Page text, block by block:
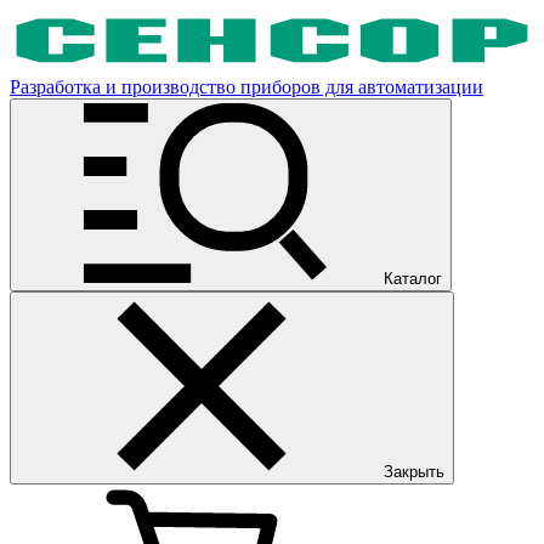
Разработка и производство приборов для автоматизации
Каталог
Закрыть